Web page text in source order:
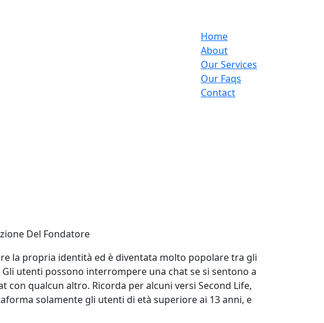
Home
About
Our Services
Our Faqs
Contact
Del Fondatore
la propria identità ed è diventata molto popolare tra gli
utenti possono interrompere una chat se si sentono a
con qualcun altro. Ricorda per alcuni versi Second Life,
solamente gli utenti di età superiore ai 13 anni, e